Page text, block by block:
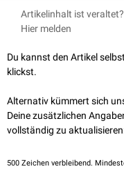
Kaliumdihydrogenphosphat
Immundefekte
Schwangerschaft
siehe Hauptartikel:Masern
Artikelinhalt ist veraltet?
Hier melden
Du kannst den Artikel
klickst.
Alternativ kümmert sich
Deine zusätzlichen
vollständig zu
500 Zeichen verbleibend.